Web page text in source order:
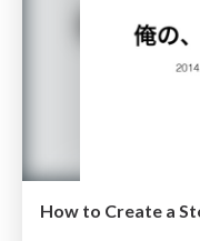
How to Create a